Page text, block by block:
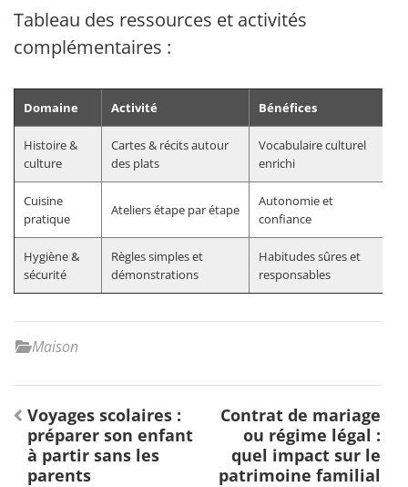
Tableau des ressources et activités
complémentaires :
Domaine Activité Bénéfices
Histoire &
culture
Cartes & récits autour
des plats
Vocabulaire culturel
enrichi
Cuisine
pratique
Ateliers étape par étape
Autonomie et
confiance
Hygiène &
sécurité
Règles simples et
démonstrations
Habitudes sûres et
responsables
Maison
Navigation
de
l’article
Voyages scolaires :
préparer son enfant
à partir sans les
parents
Contrat de mariage
ou régime légal :
quel impact sur le
patrimoine familial